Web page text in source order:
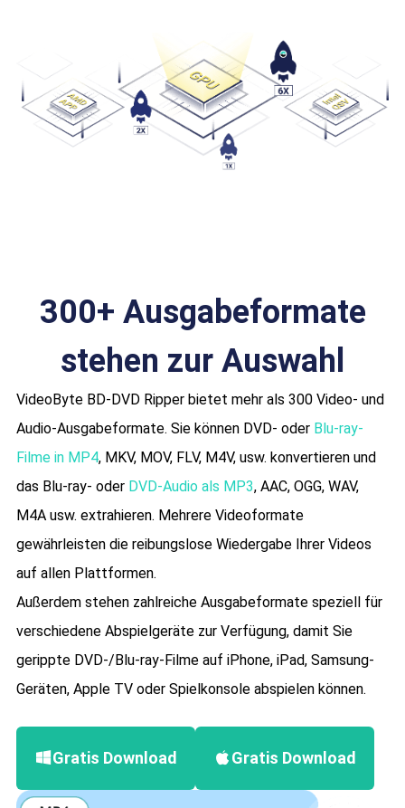
300+ Ausgabeformate
stehen zur Auswahl
VideoByte BD-DVD Ripper bietet mehr als 300 Video- und
Audio-Ausgabeformate. Sie können DVD- oder Blu-ray-
Filme in MP4, MKV, MOV, FLV, M4V, usw. konvertieren und
das Blu-ray- oder DVD-Audio als MP3, AAC, OGG, WAV,
M4A usw. extrahieren. Mehrere Videoformate
gewährleisten die reibungslose Wiedergabe Ihrer Videos
auf allen Plattformen.
Außerdem stehen zahlreiche Ausgabeformate speziell für
verschiedene Abspielgeräte zur Verfügung, damit Sie
gerippte DVD-/Blu-ray-Filme auf iPhone, iPad, Samsung-
Geräten, Apple TV oder Spielkonsole abspielen können.
Gratis Download Gratis Download